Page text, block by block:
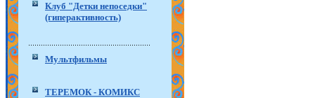
Клуб "Детки непоседки"
(гиперактивность)
Мультфильмы
ТЕРЕМОК - КОМИКС